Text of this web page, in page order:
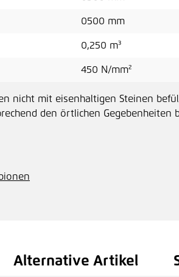
0500 mm
0,250 m³
450 N/mm²
nicht mit eisenhaltigen Steinen
den örtlichen Gegebenheiten
Alternative Artikel